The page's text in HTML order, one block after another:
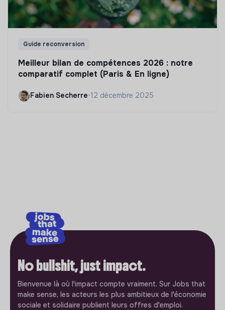
Guide reconversion
Meilleur bilan de compétences 2026 : notre
comparatif complet (Paris & En ligne)
Fabien Secherre•12 décembre 2025
No bullshit, just impact.
Bienvenue là où l'impact compte vraiment. Sur Jobs that
make sense, les acteurs les plus ambitieux de l'économie
sociale et solidaire publient leurs offres d'emploi.